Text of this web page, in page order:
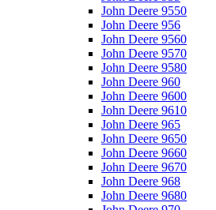
John Deere 9550
John Deere 956
John Deere 9560
John Deere 9570
John Deere 9580
John Deere 960
John Deere 9600
John Deere 9610
John Deere 965
John Deere 9650
John Deere 9660
John Deere 9670
John Deere 968
John Deere 9680